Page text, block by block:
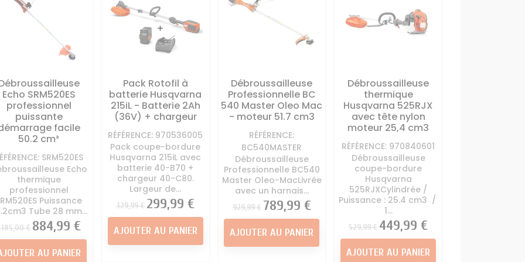
Echo SRM520ES
professionnel
puissante
facile
50.2 cm³
SRM520ES
Echo
thermique
professionnel
Puissance
Tube 28 mm...
185,00 € Prix
884,99 €
AU PANIER
Pack Rotofil à
batterie Husqvarna
215iL - Batterie 2Ah
(36V) + chargeur
RÉFÉRENCE: 970536005
Pack coupe-bordure
Husqvarna 215iL avec
batterie 40-B70 +
chargeur 40-C80.
Largeur de...
Prix
329,99 € Prix
299,99 €
AJOUTER AU PANIER
Débroussailleuse
Professionnelle BC
540 Master Oleo Mac
- moteur 51.7 cm3
RÉFÉRENCE:
BC540MASTER
Débroussailleuse
Professionnelle BC540
Master Oleo-MacLivrée
avec un harnais...
Prix
929,99 € Prix
789,99 €
AJOUTER AU PANIER
Débroussailleuse
thermique
Husqvarna 525RJX
avec tête nylon
moteur 25,4 cm3
RÉFÉRENCE: 970840601
Débroussailleuse
coupe-bordure
Husqvarna
525RJXCylindrée /
Puissance : 25.4 cm3 /
1...
Prix
529,99 € Prix
449,99 €
AJOUTER AU PANIER